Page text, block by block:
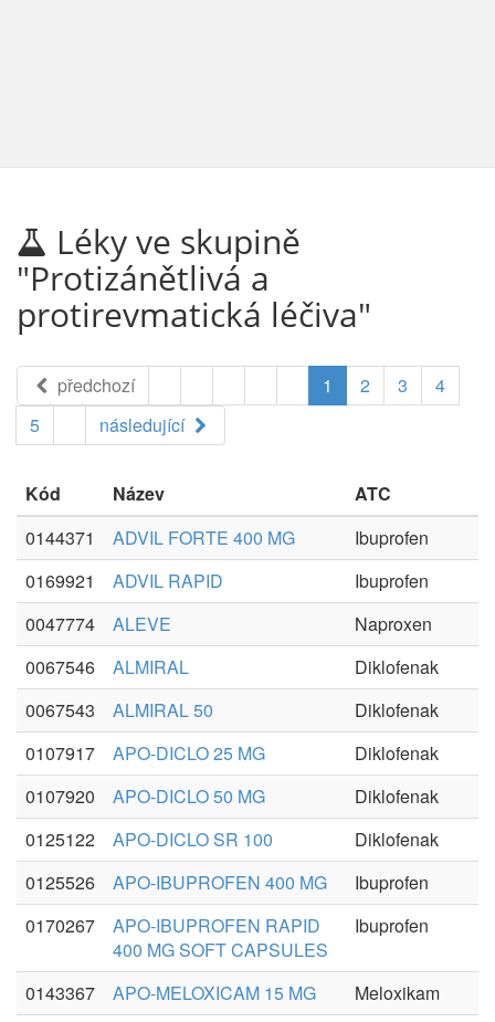
Léky ve skupině
"Protizánětlivá a
protirevmatická léčiva"
předchozí 1 2 3
4
5
následující
Kód Název
ATC
0144371
ADVIL FORTE 400 MG
Ibuprofen
0169921
ADVIL RAPID
Ibuprofen
0047774
ALEVE
Naproxen
0067546
ALMIRAL
Diklofenak
0067543
ALMIRAL 50
Diklofenak
0107917
APO-DICLO 25 MG
Diklofenak
0107920
APO-DICLO 50 MG
Diklofenak
0125122
APO-DICLO SR 100
Diklofenak
0125526
APO-IBUPROFEN 400 MG
Ibuprofen
0170267
APO-IBUPROFEN RAPID
400 MG SOFT CAPSULES
Ibuprofen
0143367 APO-MELOXICAM 15 MG
Meloxikam